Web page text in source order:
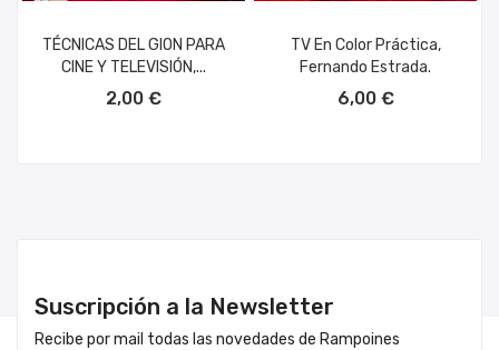
TÉCNICAS DEL GION PARA
CINE Y TELEVISIÓN,...
2,00 €
TV En Color Práctica,
Fernando Estrada.
6,00 €
Suscripción a la Newsletter
Recibe por mail todas las novedades de Rampoines